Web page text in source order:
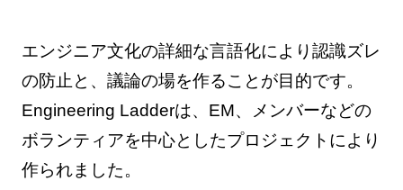
エンジニア文化の詳細な言語化により認識ズレ
の防止と、議論の場を作ることが目的です。
Engineering Ladderは、EM、メンバーなどの
ボランティアを中心としたプロジェクトにより
作られました。